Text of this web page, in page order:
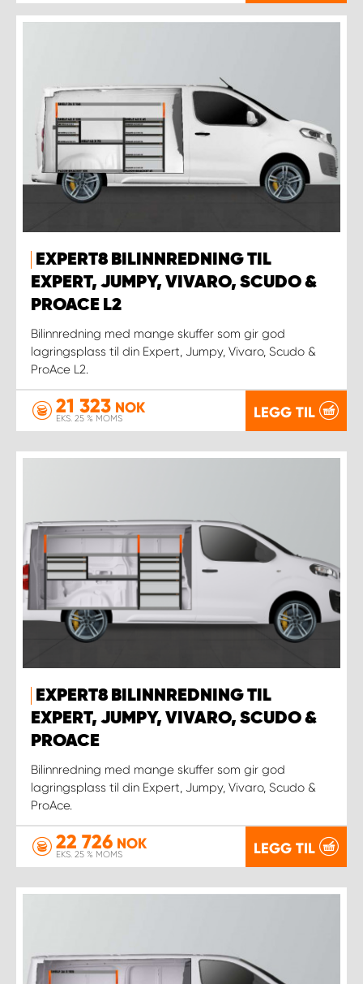
EXPERT8 BILINNREDNING TIL
EXPERT, JUMPY, VIVARO, SCUDO &
PROACE L2
Bilinnredning med mange skuffer som gir god
lagringsplass til din Expert, Jumpy, Vivaro, Scudo &
ProAce L2.
21 323 NOK
EKS. 25 % MOMS LEGG TIL
EXPERT8 BILINNREDNING TIL
EXPERT, JUMPY, VIVARO, SCUDO &
PROACE
Bilinnredning med mange skuffer som gir god
lagringsplass til din Expert, Jumpy, Vivaro, Scudo &
ProAce.
22 726 NOK
EKS. 25 % MOMS LEGG TIL